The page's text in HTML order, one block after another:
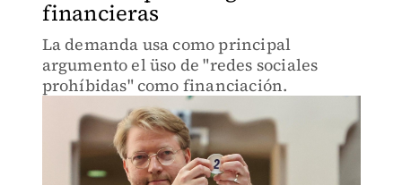
financieras
La demanda usa como principal
argumento el üso de "redes sociales
prohíbidas" como financiación.